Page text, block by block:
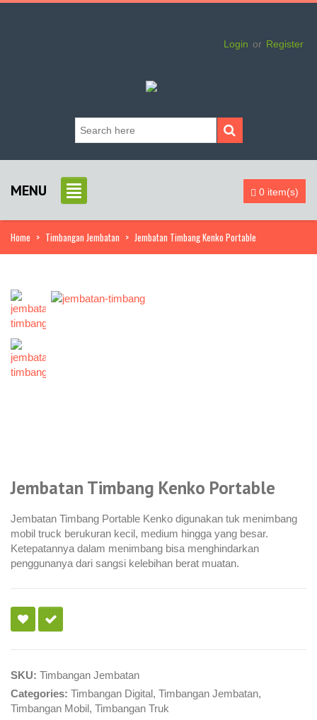
Login or Register
MENU 0 item(s)
Home > Timbangan Jembatan > Jembatan Timbang Kenko Portable
Jembatan Timbang Kenko Portable
Jembatan Timbang Portable Kenko digunakan tuk menimbang
mobil truck berukuran kecil, medium hingga yang besar.
Ketepatannya dalam menimbang bisa menghindarkan
penggunanya dari sangsi kelebihan berat muatan.
SKU: Timbangan Jembatan
Categories: Timbangan Digital, Timbangan Jembatan,
Timbangan Mobil, Timbangan Truk